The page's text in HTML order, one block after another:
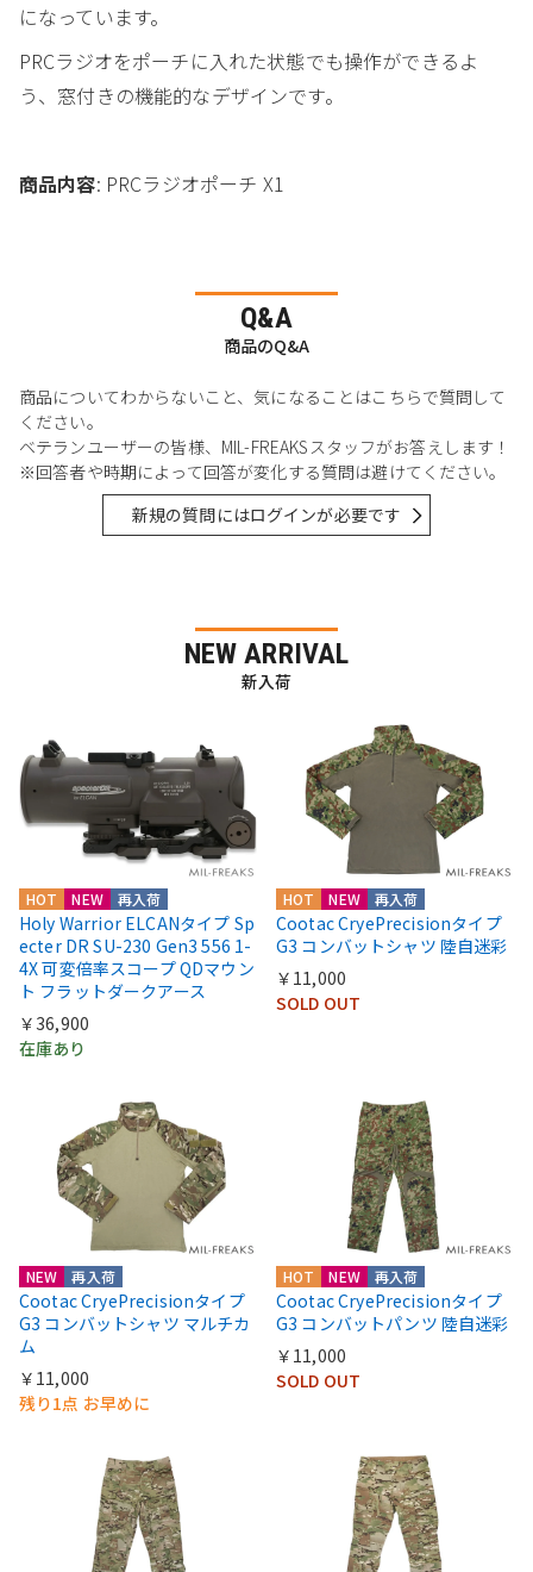
になっています。
PRCラジオをポーチに入れた状態でも操作ができるよ
う、窓付きの機能的なデザインです。
商品内容: PRCラジオポーチ X1
Q&A
商品のQ&A
商品についてわからないこと、気になることはこちらで質問して
ください。
ベテランユーザーの皆様、MIL-FREAKSスタッフがお答えします！
※回答者や時期によって回答が変化する質問は避けてください。
新規の質問にはログインが必要です
NEW ARRIVAL
新入荷
HOT NEW 再入荷
Holy Warrior ELCANタイプ Sp
ecter DR SU-230 Gen3 556 1-
4X 可変倍率スコープ QDマウン
ト フラットダークアース
￥36,900
在庫あり
HOT NEW 再入荷
Cootac CryePrecisionタイプ
G3 コンバットシャツ 陸自迷彩
￥11,000
SOLD OUT
NEW 再入荷
Cootac CryePrecisionタイプ
G3 コンバットシャツ マルチカ
ム
￥11,000
残り1点 お早めに
HOT NEW 再入荷
Cootac CryePrecisionタイプ
G3 コンバットパンツ 陸自迷彩
￥11,000
SOLD OUT